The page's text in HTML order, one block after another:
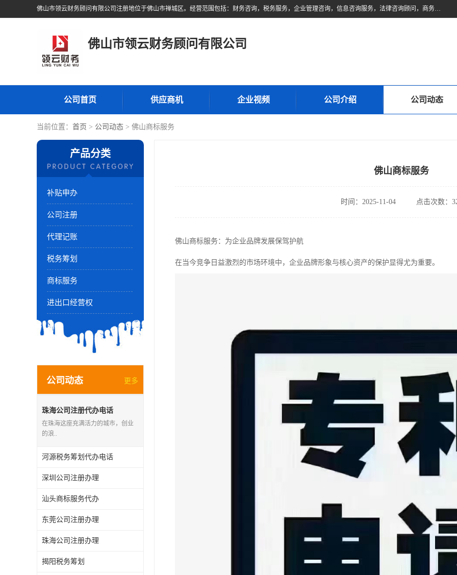
佛山市领云财务顾问有限公司注册地位于佛山市禅城区。经营范围包括：财务咨询，税务服务，企业管理咨询，信息咨询服务，法律咨询顾问，商务代理代办等服务；主要项目有：代理记账，旧账账务处理，疑难账务处理，建账审账；纳税申报，网上申请发票，企业税务分析、审查与评估；注册个体工商户，注册公司，公司注销；企业名称、地址、法人、股东、经营范围、营业期限等资料变更；商标注册、商标转让。财税审计、税务咨询、公司年审。
佛山市领云财务顾问有限公司
公司首页 供应商机 企业视频 公司介绍 公司动态
当前位置： 首页 > 公司动态 > 佛山商标服务
产品分类
补贴申办
公司注册
代理记账
税务筹划
商标服务
进出口经营权
公司动态 更多
珠海公司注册代办电话
在珠海这座充满活力的城市，创业
的浪..
河源税务筹划代办电话
深圳公司注册办理
汕头商标服务代办
东莞公司注册办理
珠海公司注册办理
揭阳税务筹划
佛山商标服务
时间：2025-11-04 点击次数：
佛山商标服务：为企业品牌发展保驾护航
在当今竞争日益激烈的市场环境中，企业品牌形象与核心资产的保护显得尤为重要。